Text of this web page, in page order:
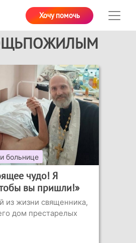
Хочу помочь
больнице
чудо! Я
вы пришли!»
из жизни священника,
дом престарелых